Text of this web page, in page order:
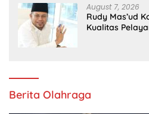
August 7, 2026
Rudy Mas’ud
Kualitas
Berita Olahraga